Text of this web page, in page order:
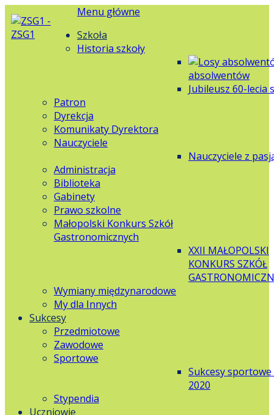
Menu główne
Szkoła
Historia szkoły
absolwentów
Jubileusz 60-lecia
Patron
Dyrekcja
Komunikaty Dyrektora
Nauczyciele
Nauczyciele z
Administracja
Biblioteka
Gabinety
Prawo szkolne
Małopolski Konkurs Szkół
Gastronomicznych
XXII MAŁOPOLSKI
KONKURS SZKÓŁ
Wymiany międzynarodowe
My dla Innych
Sukcesy
Przedmiotowe
Zawodowe
Sportowe
Sukcesy sportowe
2020
Stypendia
Uczniowie